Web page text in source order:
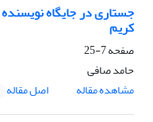
جستاری در جایگاه
کریم
صفحه7-25
حامد صافی
مشاهده مقاله
اصل مقاله